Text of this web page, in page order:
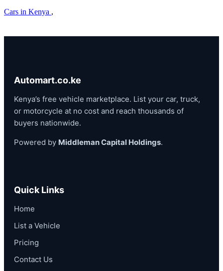
Cars in Kenya ,
Automart.co.ke
Kenya’s free vehicle marketplace. List your car, truck,
or motorcycle at no cost and reach thousands of
buyers nationwide.
Powered by Middleman Capital Holdings.
Quick Links
Home
List a Vehicle
Pricing
Contact Us